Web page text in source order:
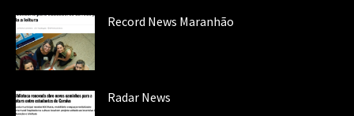
Record News Maranhão
Radar News